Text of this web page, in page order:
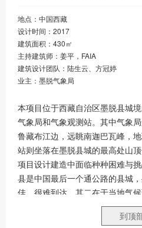
地点：中国西藏
设计时间：2017
建筑面积：430㎡
主持建筑师：姜平，FAIA
建筑设计团队：陆生云、方冠婷
业主：墨脱气象局
本项目位于西藏自治区墨脱县城
气象局和气象观测站。其中气象
鲁藏布江边，远眺南迦巴瓦峰，
站则坐落在墨脱县城的最高处山顶
项目设计建造中面临种种困难与
县是中国最后一个通公路的县城
佳，很难到达。其二在于当地气
位于西藏自治区，平均海拔却只
有115米，属于热带雨林气候，
到顶